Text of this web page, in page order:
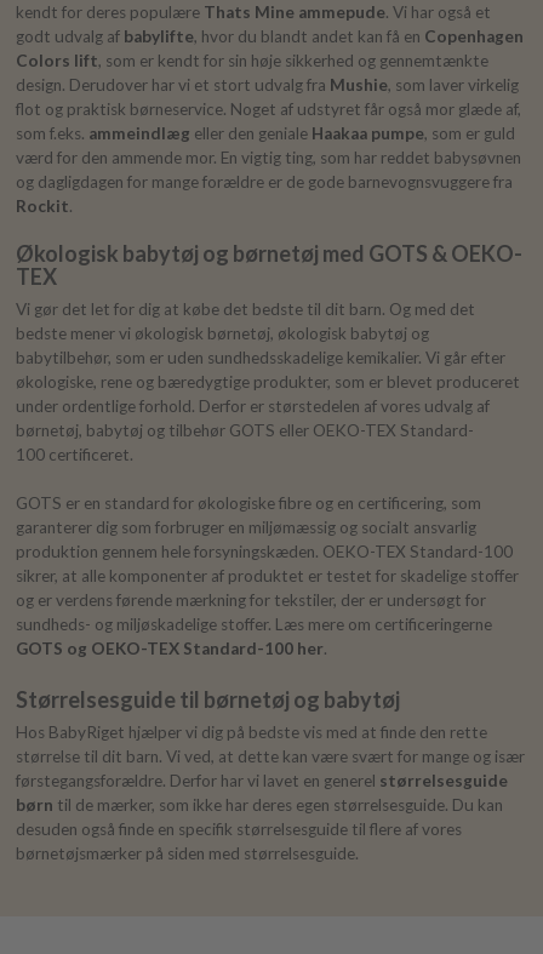
kendt for deres populære Thats Mine ammepude. Vi har også et
godt udvalg af babylifte, hvor du blandt andet kan få en Copenhagen
Colors lift, som er kendt for sin høje sikkerhed og gennemtænkte
design. Derudover har vi et stort udvalg fra Mushie, som laver virkelig
flot og praktisk børneservice. Noget af udstyret får også mor glæde af,
som f.eks. ammeindlæg eller den geniale Haakaa pumpe, som er guld
værd for den ammende mor. En vigtig ting, som har reddet babysøvnen
og dagligdagen for mange forældre er de gode barnevognsvuggere fra
Rockit.
Økologisk babytøj og børnetøj med GOTS & OEKO-
TEX
Vi gør det let for dig at købe det bedste til dit barn. Og med det
bedste mener vi økologisk børnetøj, økologisk babytøj og
babytilbehør, som er uden sundhedsskadelige kemikalier. Vi går efter
økologiske, rene og bæredygtige produkter, som er blevet produceret
under ordentlige forhold. Derfor er størstedelen af vores udvalg af
børnetøj, babytøj og tilbehør GOTS eller OEKO-TEX Standard-
100 certificeret.
GOTS er en standard for økologiske fibre og en certificering, som
garanterer dig som forbruger en miljømæssig og socialt ansvarlig
produktion gennem hele forsyningskæden. OEKO-TEX Standard-100
sikrer, at alle komponenter af produktet er testet for skadelige stoffer
og er verdens førende mærkning for tekstiler, der er undersøgt for
sundheds- og miljøskadelige stoffer. Læs mere om certificeringerne
GOTS og OEKO-TEX Standard-100 her.
Størrelsesguide til børnetøj og babytøj
Hos BabyRiget hjælper vi dig på bedste vis med at finde den rette
størrelse til dit barn. Vi ved, at dette kan være svært for mange og især
førstegangsforældre. Derfor har vi lavet en generel størrelsesguide
børn til de mærker, som ikke har deres egen størrelsesguide. Du kan
desuden også finde en specifik størrelsesguide til flere af vores
børnetøjsmærker på siden med størrelsesguide.